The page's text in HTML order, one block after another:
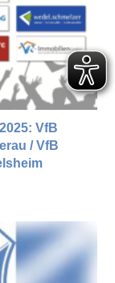
VfB
/ VfB